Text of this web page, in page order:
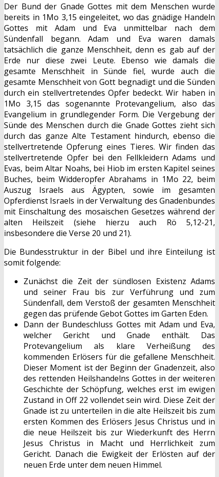
Der Bund der Gnade Gottes mit dem Menschen wurde
bereits in 1Mo 3,15 eingeleitet, wo das gnädige Handeln
Gottes mit Adam und Eva unmittelbar nach dem
Sündenfall begann. Adam und Eva waren damals
tatsächlich die ganze Menschheit, denn es gab auf der
Erde nur diese zwei Leute. Ebenso wie damals die
gesamte Menschheit in Sünde fiel, wurde auch die
gesamte Menschheit von Gott begnadigt und die Sünden
durch ein stellvertretendes Opfer bedeckt. Wir haben in
1Mo 3,15 das sogenannte Protevangelium, also das
Evangelium in grundlegender Form. Die Vergebung der
Sünde des Menschen durch die Gnade Gottes zieht sich
durch das ganze Alte Testament hindurch, ebenso die
stellvertretende Opferung eines Tieres. Wir finden das
stellvertretende Opfer bei den Fellkleidern Adams und
Evas, beim Altar Noahs, bei Hiob im ersten Kapitel seines
Buches, beim Widderopfer Abrahams in 1Mo 22, beim
Auszug Israels aus Ägypten, sowie im gesamten
Opferdienst Israels in der Verwaltung des Gnadenbundes
mit Einschaltung des mosaischen Gesetzes während der
alten Heilszeit (siehe hierzu auch Rö 5,12-21,
insbesondere die Verse 20 und 21).
Die Bundesstruktur in der Bibel und ihre Einteilung ist
somit folgende:
Zunächst die Zeit der sündlosen Existenz Adams
und seiner Frau bis zur Verführung und zum
Sündenfall, dem Verstoß der gesamten Menschheit
gegen das prüfende Gebot Gottes im Garten Eden.
Dann der Bundeschluss Gottes mit Adam und Eva,
welcher Gericht und Gnade enthält. Das
Protevangelium als klare Verheißung des
kommenden Erlösers für die gefallene Menschheit.
Dieser Moment ist der Beginn der Gnadenzeit, also
des rettenden Heilshandelns Gottes in der weiteren
Geschichte der Schöpfung, welches erst im ewigen
Zustand in Off 22 vollendet sein wird. Diese Zeit der
Gnade ist zu unterteilen in die alte Heilszeit bis zum
ersten Kommen des Erlösers Jesus Christus und in
die neue Heilszeit bis zur Wiederkunft des Herrn
Jesus Christus in Macht und Herrlichkeit zum
Gericht. Danach die Ewigkeit der Erlösten auf der
neuen Erde unter dem neuen Himmel.